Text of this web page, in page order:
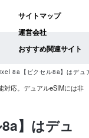
サイトマップ
運営会社
おすすめ関連サイト
8a【ピクセル8a】はデュ
】はデュ